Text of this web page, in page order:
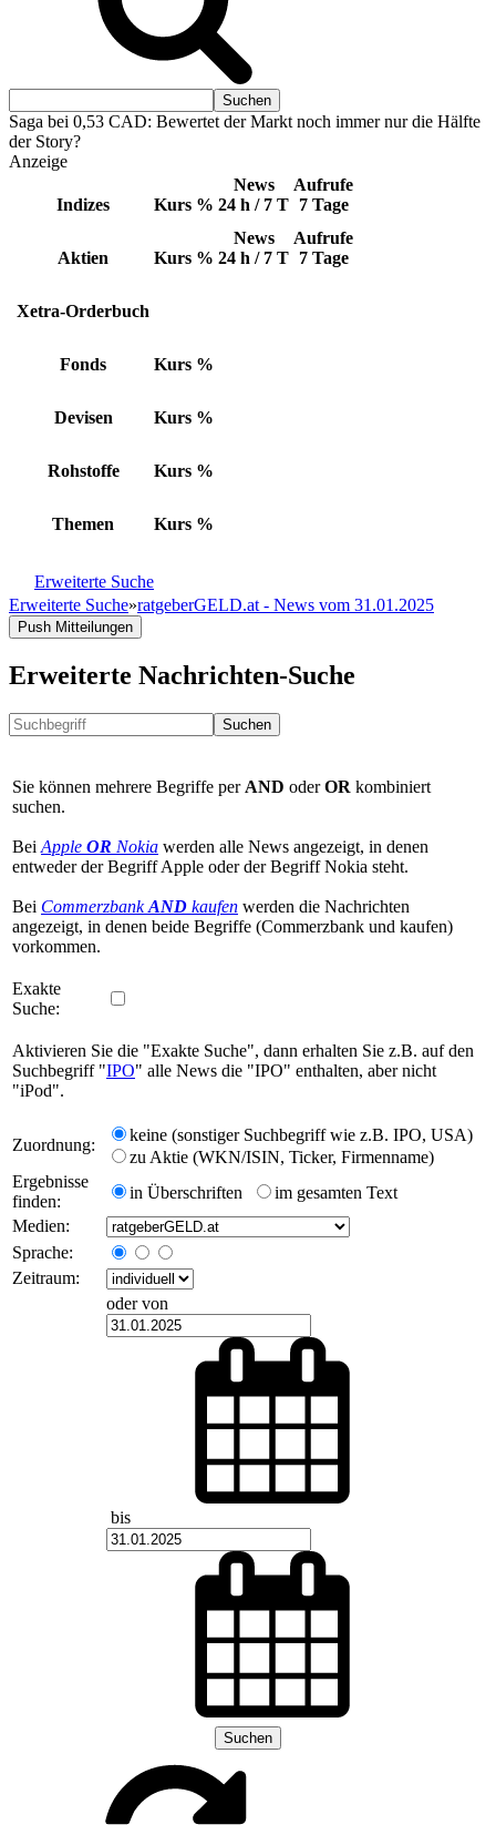
Saga bei 0,53 CAD: Bewertet der Markt noch immer nur die Hälfte
der Story?
Anzeige
Indizes Kurs %
News
24 h / 7 T
Aufrufe
7 Tage
Aktien Kurs %
News
24 h / 7 T
Aufrufe
7 Tage
Xetra-Orderbuch
Fonds Kurs %
Devisen Kurs %
Rohstoffe Kurs %
Themen Kurs %
Erweiterte Suche
Erweiterte Suche»ratgeberGELD.at - News vom 31.01.2025
Push Mitteilungen
Erweiterte Nachrichten-Suche
Suchen
Sie können mehrere Begriffe per AND oderOR kombiniert
suchen.
Bei Apple OR Nokia werden alle News angezeigt, in denen
entweder der Begriff Apple oder der Begriff Nokia steht.
Bei CommerzbankAND kaufen werden die Nachrichten
angezeigt, in denen beide Begriffe (Commerzbank und kaufen)
vorkommen.
Exakte
Suche:
Aktivieren Sie die "Exakte Suche", dann erhalten Sie z.B. auf den
Suchbegriff "IPO" alle News die "IPO" enthalten, aber nicht
"iPod".
Zuordnung:
keine (sonstiger Suchbegriff wie z.B. IPO, USA)
zu Aktie (WKN/ISIN, Ticker, Firmenname)
Ergebnisse
finden:
in Überschriften
im gesamten Text
Medien:
Sprache:
Zeitraum:
oder von
bis
Suchen